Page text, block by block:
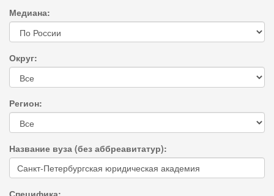
Медиана:
Округ:
Регион:
Название вуза (без аббреавитатур):
Специфика: